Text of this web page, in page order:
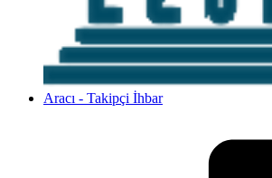
Aracı - Takipçi İhbar